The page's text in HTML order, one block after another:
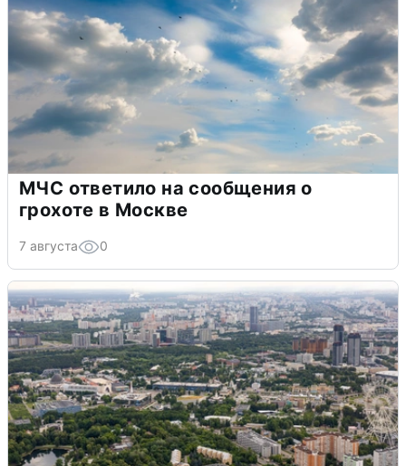
МЧС ответило на сообщения о
грохоте в Москве
7 августа 0